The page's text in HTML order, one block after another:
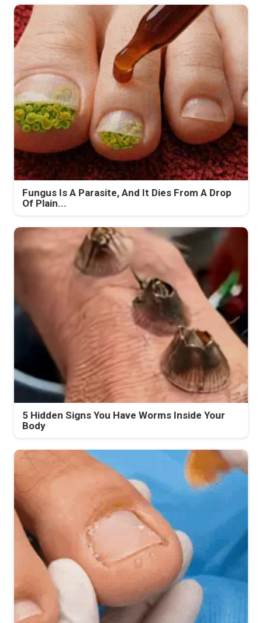
Fungus Is A Parasite, And It Dies From A Drop
Of Plain...
5 Hidden Signs You Have Worms Inside Your
Body